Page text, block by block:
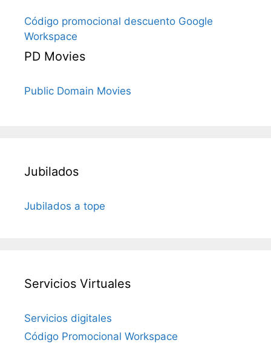
Código promocional descuento Google
Workspace
PD Movies
Public Domain Movies
Jubilados
Jubilados a tope
Servicios Virtuales
Servicios digitales
Código Promocional Workspace